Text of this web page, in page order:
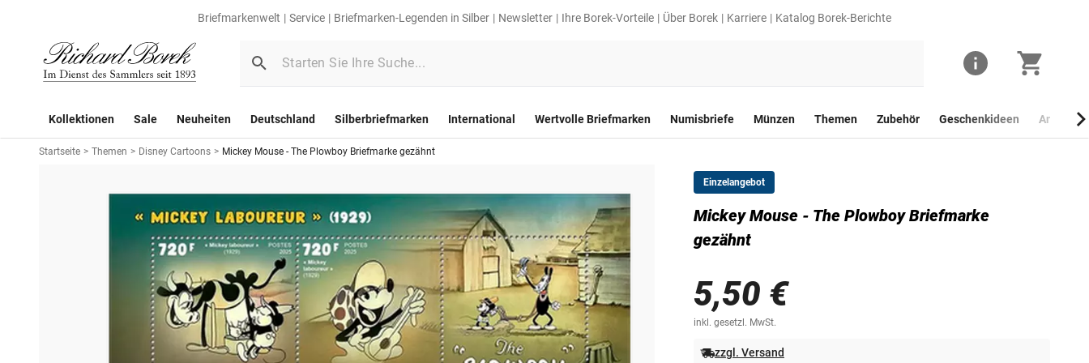
Briefmarkenwelt Service Briefmarken-Legenden in Silber Newsletter Ihre Borek-Vorteile Über Borek Karriere Katalog Borek-Berichte
Kollektionen Sale Neuheiten Deutschland Silberbriefmarken International Wertvolle Briefmarken Numisbriefe Münzen Themen Zubehör Geschenkideen
Startseite > Themen > Disney Cartoons > Mickey Mouse - The Plowboy Briefmarke gezähnt
Einzelangebot
Mickey Mouse - The Plowboy Briefmarke
gezähnt
5,50 €
inkl. gesetzl. MwSt.
zzgl. Versand